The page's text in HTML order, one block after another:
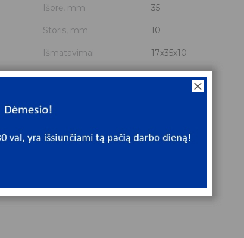
Išorė, mm 35
Storis, mm 10
Išmatavimai 17x35x10
Mato vnt. VNT